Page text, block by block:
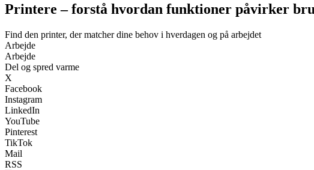
Printere – forstå hvordan funktioner påvirker
Find den printer, der matcher dine behov i hverdagen og på arbejdet
Arbejde
Arbejde
Del og spred varme
X
Facebook
Instagram
LinkedIn
YouTube
Pinterest
TikTok
Mail
RSS